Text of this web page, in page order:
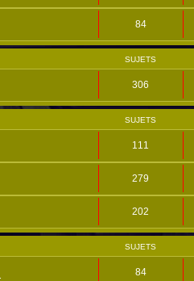
84
SUJETS
306
SUJETS
111
279
202
SUJETS
84